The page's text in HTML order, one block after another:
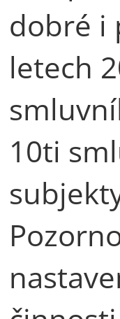
dobré i
letech
10ti